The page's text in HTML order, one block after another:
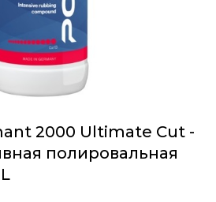
2000 Ultimate Cut -
полировальная